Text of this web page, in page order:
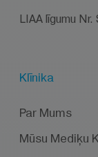
LIAA līgumu
Klīnika
Par Mums
Mūsu Mediķu